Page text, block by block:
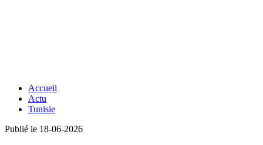
Accueil
Actu
Tunisie
Publié le 18-06-2026